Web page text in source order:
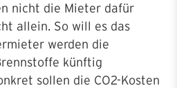
nicht die Mieter dafür
allein. So will es das
werden die
künftig
sollen die CO2-Kosten